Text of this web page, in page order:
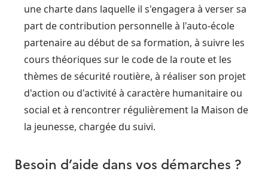
une charte dans laquelle il s'engagera à verser sa
part de contribution personnelle à l'auto-école
partenaire au début de sa formation, à suivre les
cours théoriques sur le code de la route et les
thèmes de sécurité routière, à réaliser son projet
d'action ou d'activité à caractère humanitaire ou
social et à rencontrer régulièrement la Maison de
la jeunesse, chargée du suivi.
Besoin d’aide dans vos démarches ?